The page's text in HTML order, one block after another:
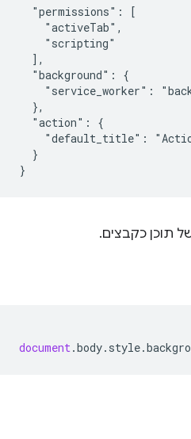
  "permissions": [
    "activeTab",
    "scripting"
  ],
  "background": {
"service_worker":
  },
  "action": {
"default_title":
  }
תוכן כקבצים.
document.body. style.